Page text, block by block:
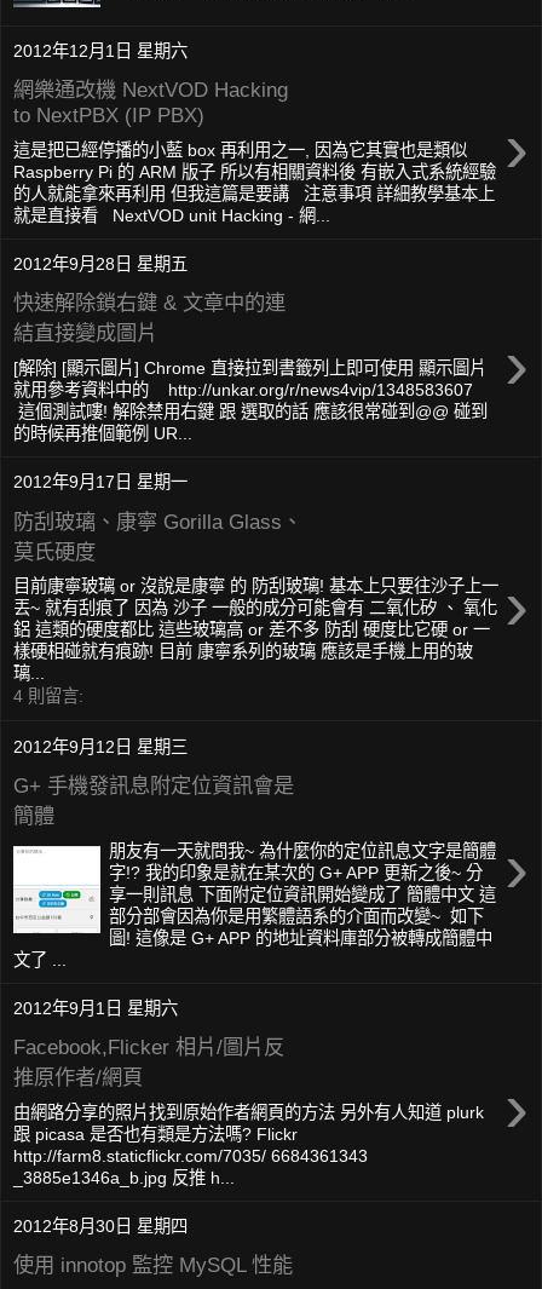
2012年12月1日 星期六
網樂通改機 NextVOD Hacking
to NextPBX (IP PBX)
›
這是把已經停播的小藍 box 再利用之一, 因為它其實也是類似
Raspberry Pi 的 ARM 版子 所以有相關資料後 有嵌入式系統經驗
的人就能拿來再利用 但我這篇是要講 注意事項 詳細教學基本上
就是直接看 NextVOD unit Hacking - 網...
2012年9月28日 星期五
快速解除鎖右鍵 & 文章中的連
結直接變成圖片
›
[解除] [顯示圖片] Chrome 直接拉到書籤列上即可使用 顯示圖片
就用參考資料中的 http://unkar.org/r/news4vip/1348583607
這個測試嘍! 解除禁用右鍵 跟 選取的話 應該很常碰到@@ 碰到
的時候再推個範例 UR...
2012年9月17日 星期一
防刮玻璃、康寧 Gorilla Glass、
莫氏硬度
›
目前康寧玻璃 or 沒說是康寧 的 防刮玻璃! 基本上只要往沙子上一
丟~ 就有刮痕了 因為 沙子 一般的成分可能會有 二氧化矽 、 氧化
鋁 這類的硬度都比 這些玻璃高 or 差不多 防刮 硬度比它硬 or 一
樣硬相碰就有痕跡! 目前 康寧系列的玻璃 應該是手機上用的玻
璃...
4 則留言:
2012年9月12日 星期三
G+ 手機發訊息附定位資訊會是
簡體
›
朋友有一天就問我~ 為什麼你的定位訊息文字是簡體
字!? 我的印象是就在某次的 G+ APP 更新之後~ 分
享一則訊息 下面附定位資訊開始變成了 簡體中文 這
部分部會因為你是用繁體語系的介面而改變~ 如下
圖! 這像是 G+ APP 的地址資料庫部分被轉成簡體中
文了 ...
2012年9月1日 星期六
Facebook,Flicker 相片/圖片反
推原作者/網頁
›
由網路分享的照片找到原始作者網頁的方法 另外有人知道 plurk
跟 picasa 是否也有類是方法嗎? Flickr
http://farm8.staticflickr.com/7035/ 6684361343
_3885e1346a_b.jpg 反推 h...
2012年8月30日 星期四
使用 innotop 監控 MySQL 性能